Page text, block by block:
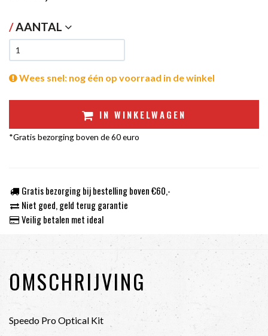
/AANTAL
Wees snel: nog één op voorraad in de winkel
IN WINKELWAGEN
*Gratis bezorging boven de 60 euro
Gratis bezorging bij bestelling boven €60,-
Niet goed, geld terug garantie
Veilig betalen met ideal
OMSCHRIJVING
Speedo Pro Optical Kit